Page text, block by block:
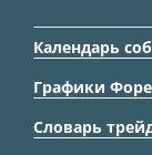
Календарь
Графики
Словарь